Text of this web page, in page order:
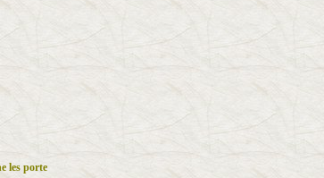
les porte